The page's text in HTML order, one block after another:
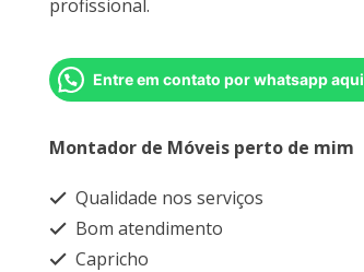
profissional.
Entre em contato por whatsapp aqui
Montador de Móveis perto de mim
Qualidade nos serviços
Bom atendimento
Capricho